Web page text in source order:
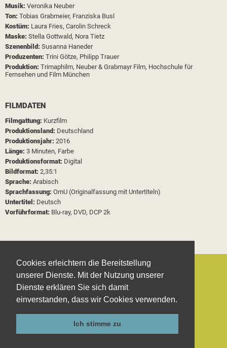
Cookies erleichtern die Bereitstellung
unserer Dienste. Mit der Nutzung unserer
Dienste erklären Sie sich damit
einverstanden, dass wir Cookies verwenden.
Ich stimme zu
Musik: Veronika Neuber
Ton: Tobias Grabmeier, Franziska Busl
Kostüm: Laura Fries, Carolin Schreck
Maske: Stella Gottwald, Nora Tietz
Szenenbild: Susanna Haneder
Produzenten: Trini Götze, Philipp Trauer
Produktion: Trimaphilm, Neuber & Grabmayr Film, Hochschule für
Fernsehen und Film München
FILMDATEN
Filmgattung: Kurzfilm
Produktionsland: Deutschland
Produktionsjahr: 2016
Länge: 3 Minuten, Farbe
Produktionsformat: Digital
Bildformat: 2,35:1
Sprache: Arabisch
Sprachfassung: OmU (Originalfassung mit Untertiteln)
Untertitel: Deutsch
Vorführformat: Blu-ray, DVD, DCP 2k
Kontakt